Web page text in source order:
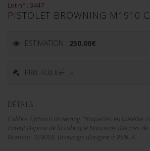
Lot n° : 3447
PISTOLET BROWNING M1910
ESTIMATION : 250.00€
PRIX ADJUGÉ : -
DÉTAILS :
Calibre 7,65mm Browning. Plaquettes en bakélite.
Patent Depose de la Fabrique Nationale d’Armes
Numéro 329008. Bronzage d’origine à 95%. A...